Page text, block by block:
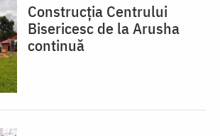
Construcția Centrului
Bisericesc de la Arusha
continuă